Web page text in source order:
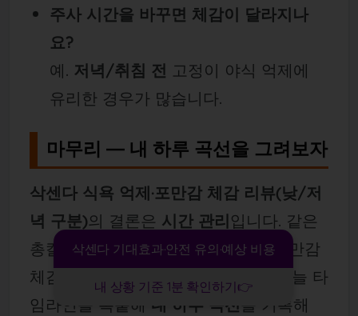
주사 시간을 바꾸면 체감이 달라지나
요?
예. 저녁/취침 전 고정이 야식 억제에
유리한 경우가 많습니다.
마무리 — 내 하루 곡선을 그려보자
삭센다 식욕 억제·포만감 체감 리뷰(낮/저
녁 구분)의 결론은 시간 관리입니다. 같은
총칼로리를 먹어도언제먹느냐가 포만감
체감과 야식 유혹을 갈라놓습니다. 오늘 타
임라인을 복붙해 내 하루 곡선 을 기록해
삭센다 기대효과·안전 유의·예상 비용
내 상황 기준 1분 확인하기👉